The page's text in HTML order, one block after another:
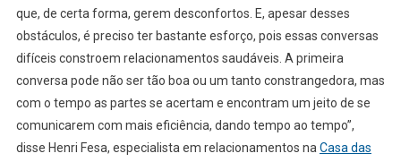
que, de certa forma, gerem desconfortos. E, apesar desses
obstáculos, é preciso ter bastante esforço, pois essas conversas
difíceis constroem relacionamentos saudáveis. A primeira
conversa pode não ser tão boa ou um tanto constrangedora, mas
com o tempo as partes se acertam e encontram um jeito de se
comunicarem com mais eficiência, dando tempo ao tempo”,
disse Henri Fesa, especialista em relacionamentos naCasa das